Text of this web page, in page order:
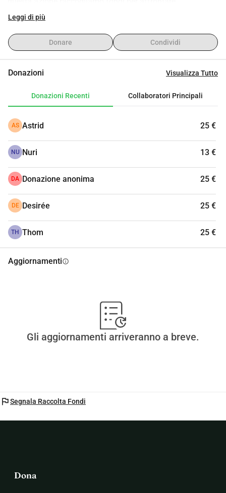
l'inquinamento da plastica alla fonte.
birra unica: Ripple Effect Plastic Free IPA.
Fai una donazione a tua scelta. Ricevi un pacco di birra
Ripple Effect (2x alcolica, 2x analcolica) come
Il ricavato dell'iniziativa di sponsorizzazione sarà donato
Prodotto con cura. Bevuto con effetto a catena.
Leggi di più
Donare Condividi
Donazioni Visualizza Tutto
Donazioni Recenti Collaboratori Principali
AS Astrid 25 €
NU Nuri 13 €
DA Donazione anonima 25 €
DE Desirée 25 €
TH Thom 25 €
Aggiornamentiinfo
Gli aggiornamenti arriveranno a breve.
flagSegnala Raccolta Fondi
Dona